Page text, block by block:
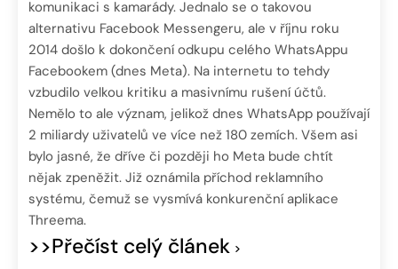
komunikaci s kamarády. Jednalo se o takovou
alternativu Facebook Messengeru, ale v říjnu roku
2014 došlo k dokončení odkupu celého WhatsAppu
Facebookem (dnes Meta). Na internetu to tehdy
vzbudilo velkou kritiku a masivnímu rušení účtů.
Nemělo to ale význam, jelikož dnes WhatsApp používají
2 miliardy uživatelů ve více než 180 zemích. Všem asi
bylo jasné, že dříve či později ho Meta bude chtít
nějak zpeněžit. Již oznámila příchod reklamního
systému, čemuž se vysmívá konkurenční aplikace
Threema.
>>Přečíst celý článek